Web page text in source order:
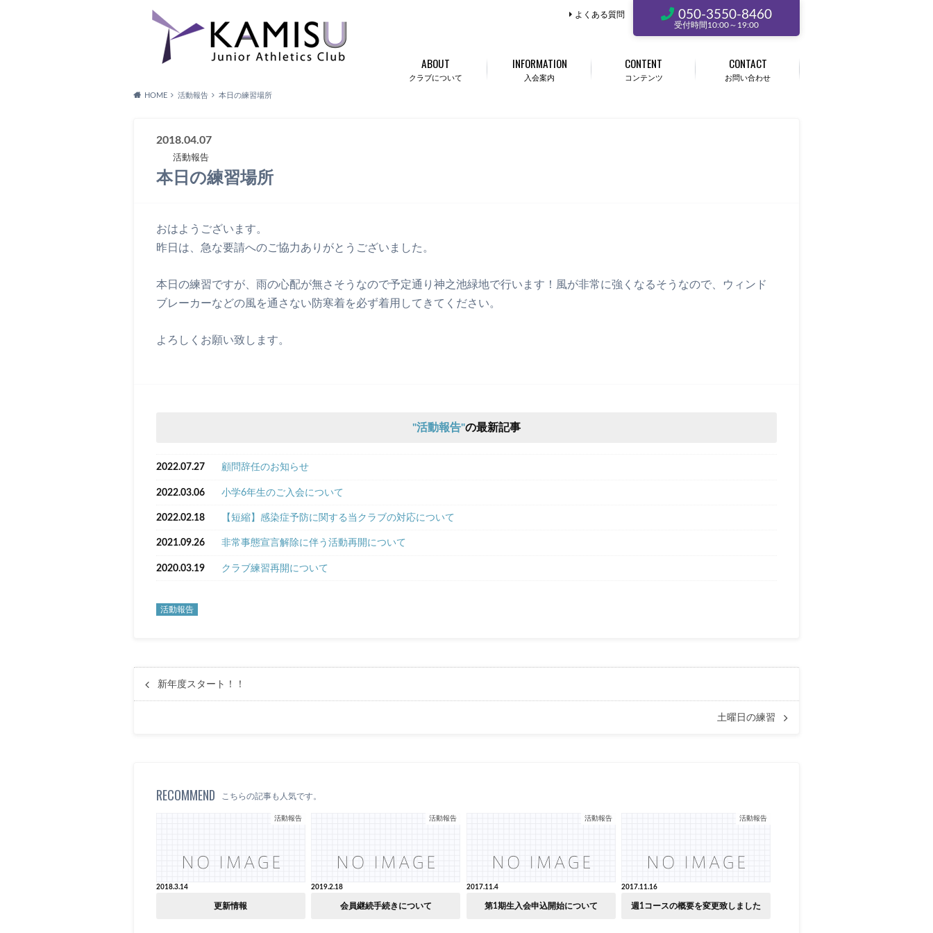
050-3550-8460
受付時間10:00～19:00
よくある質問
クラブについて
ABOUT
入会案内
INFORMATION
コンテンツ
CONTENT
お問い合わせ
CONTACT
HOME 活動報告 本日の練習場所
2018.04.07
活動報告
本日の練習場所
おはようございます。
昨日は、急な要請へのご協力ありがとうございました。
本日の練習ですが、雨の心配が無さそうなので予定通り神之池緑地で行います！風が非常に強くなるそうなので、ウィンド
ブレーカーなどの風を通さない防寒着を必ず着用してきてください。
よろしくお願い致します。
活動報告 の最新記事
2022.07.27 顧問辞任のお知らせ
2022.03.06 小学6年生のご入会について
2022.02.18 【短縮】感染症予防に関する当クラブの対応について
2021.09.26 非常事態宣言解除に伴う活動再開について
2020.03.19 クラブ練習再開について
活動報告
新年度スタート！！
土曜日の練習
RECOMMEND こちらの記事も人気です。
活動報告
2018.3.14
更新情報
活動報告
2019.2.18
会員継続手続きについて
活動報告
2017.11.4
第1期生入会申込開始について
活動報告
2017.11.16
週1コースの概要を変更致しました